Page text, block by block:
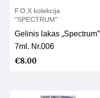
F.O.X kolekcija
"SPECTRUM"
Gelinis lakas „Spectrum”
7ml. Nr.006
€8.00